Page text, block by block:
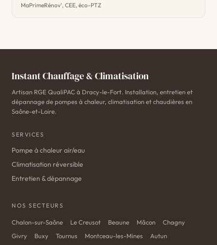
MaPrimeRénov', CEE, éco-PTZ
Instant Chauffage & Climatisation
Artisan RGE QualiPAC à Dracy-le-Fort. Installation, entretien et
dépannage de pompes à chaleur, climatisation et chaudières en
Saône-et-Loire.
SERVICES
Pompe à chaleur air/eau
Climatisation réversible
Entretien & dépannage
NOS SECTEURS
Chalon-sur-Saône Le Creusot Beaune Mâcon
Chagny
Givry
Buxy Tournus Montceau-les-Mines
Autun